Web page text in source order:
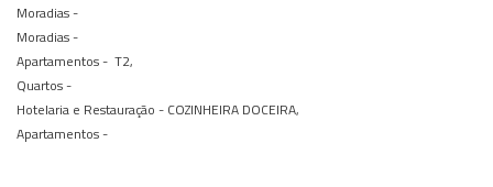
Moradias -
Moradias -
Apartamentos - T2,
Quartos -
Hotelaria e Restauração - COZINHEIRA DOCEIRA,
Apartamentos -